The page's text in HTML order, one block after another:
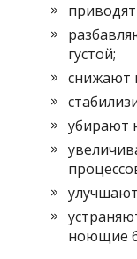
густой;
снижают
убирают
ноющие